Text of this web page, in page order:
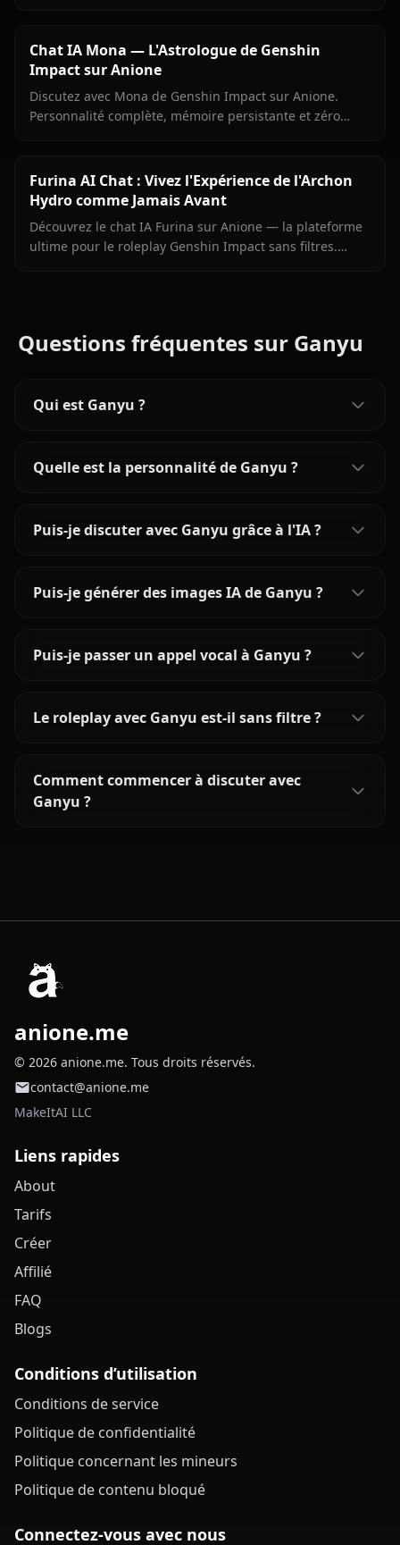
Chat IA Mona — L'Astrologue de Genshin
Impact sur Anione
Discutez avec Mona de Genshin Impact sur Anione.
Personnalité complète, mémoire persistante et zéro
Furina AI Chat : Vivez l'Expérience de l'Archon
Hydro comme Jamais Avant
Découvrez le chat IA Furina sur Anione — la plateforme
ultime pour le roleplay Genshin Impact sans filtres.
Questions fréquentes sur Ganyu
Qui est Ganyu ?
Quelle est la personnalité de Ganyu ?
Puis-je discuter avec Ganyu grâce à l'IA ?
Puis-je générer des images IA de Ganyu ?
Puis-je passer un appel vocal à Ganyu ?
Le roleplay avec Ganyu est-il sans filtre ?
Comment commencer à discuter avec
Ganyu ?
anione.me
© 2026 anione.me. Tous droits réservés.
contact@anione.me
MakeItAI LLC
Liens rapides
About
Tarifs
Créer
Affilié
FAQ
Blogs
Conditions d’utilisation
Conditions de service
Politique de confidentialité
Politique concernant les mineurs
Politique de contenu bloqué
Connectez-vous avec nous